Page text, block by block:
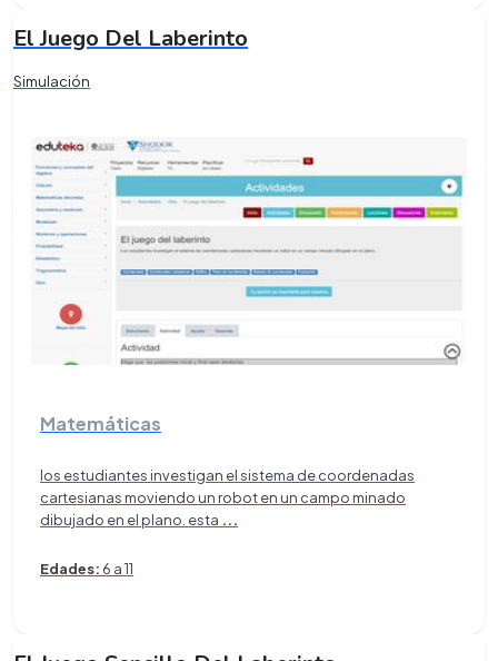
El Juego Del Laberinto
Simulación
Matemáticas
los estudiantes investigan el sistema de coordenadas
cartesianas moviendo un robot en un campo minado
dibujado en el plano. esta ...
Edades: 6 a 11